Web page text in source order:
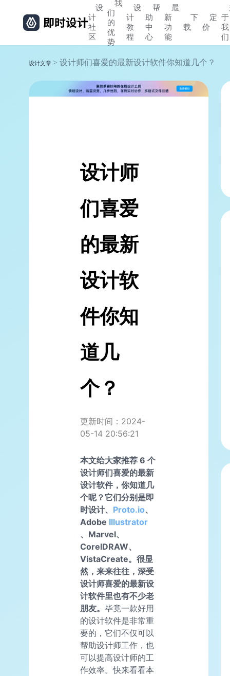
设
计
社
区
我
们
的
优
势
设
计
教
程
帮
助
中
心
最
新
功
能
下
载
定
价
于
我
们
设计文章 > 设计师们喜爱的最新设计软件你知道几个？
设计师
们喜爱
的最新
设计软
件你知
道几
个？
更新时间：2024-
05-14 20:56:21
本文给大家推荐 6 个
设计师们喜爱的最新
设计软件，你知道几
个呢？它们分别是即
时设计、 Proto.io、
Adobe Illustrator
、Marvel、
CorelDRAW、
VistaCreate。很显
然，来来往往，深受
设计师喜爱的最新设
计软件里也有不少老
朋友。 毕竟一款好用
的设计软件是非常重
要的，它们不仅可以
帮助设计师工作，也
可以提高设计师的工
作效率。快来看看本